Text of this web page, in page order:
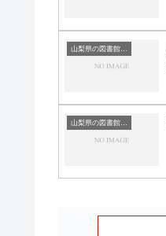
山梨県の図書館｜勉強できる場所
山梨県の図書館｜勉強できる場所